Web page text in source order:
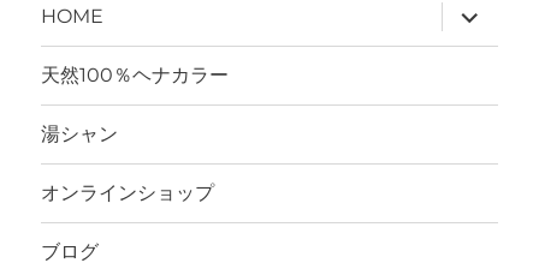
HOME
サ
ブ
メ
ー
開
天然100％ヘナカラー
湯シャン
オンラインショップ
ブログ